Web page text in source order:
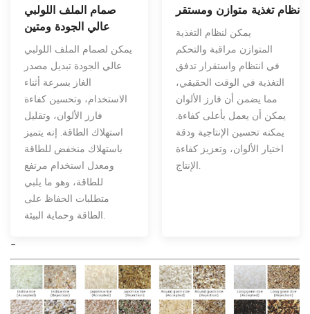
صمام الملف اللولبي
عالي الجودة ومتين
يمكن لصمام الملف اللولبي
عالي الجودة تبديل مصدر
الغاز بسرعة أثناء
الاستخدام، وتحسين كفاءة
فارز الألوان، وتقليل
استهلاك الطاقة. إنه يتميز
باستهلاك منخفض للطاقة
ومعدل استخدام مرتفع
للطاقة، وهو ما يلبي
متطلبات الحفاظ على
الطاقة وحماية البيئة.
نظام تغذية متوازن ومستقر
يمكن لنظام التغذية
المتوازن مراقبة والتحكم
في انتظام واستقرار تدفق
التغذية في الوقت الحقيقي،
مما يضمن أن فارز الألوان
يمكن أن يعمل بأعلى كفاءة.
يمكنه تحسين الإنتاجية ودقة
اختيار الألوان، وتعزيز كفاءة
الإنتاج.
-